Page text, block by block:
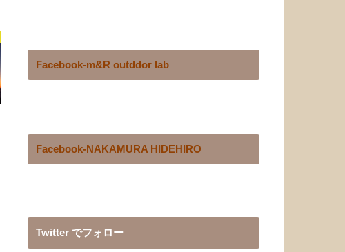
Facebook-m&R outddor lab
Facebook-NAKAMURA HIDEHIRO
Twitter でフォロー